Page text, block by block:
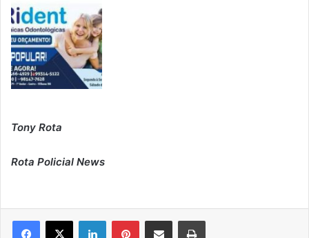
Tony Rota
Rota Policial News